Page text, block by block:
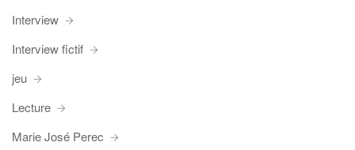
Interview
Interview fictif
jeu
Lecture
Marie José Perec